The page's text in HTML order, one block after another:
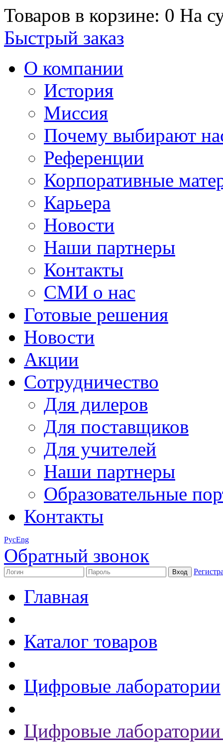
Товаров в корзине: 0 На
Быстрый заказ
О компании
История
Миссия
Почему выбирают
Референции
Корпоративные
Карьера
Новости
Наши партнеры
Контакты
СМИ о нас
Готовые решения
Новости
Акции
Сотрудничество
Для дилеров
Для поставщиков
Для учителей
Наши партнеры
Образовательные
Контакты
РусEng
Обратный звонок
Главная
Каталог товаров
Цифровые лаборатории
Цифровые